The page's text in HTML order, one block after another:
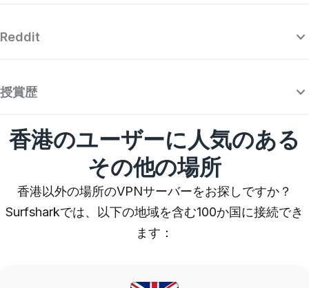
Reddit
授賞歴
香港のユーザーに人気のある
その他の場所
香港以外の場所のVPNサーバーをお探しですか？
Surfsharkでは、以下の地域を含む100か国に接続でき
ます：